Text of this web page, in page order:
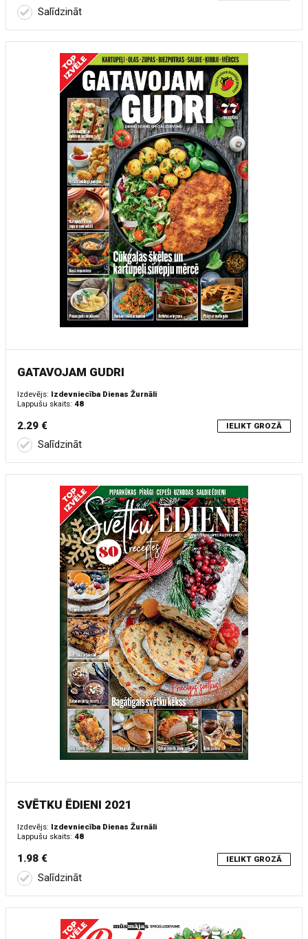
Salīdzināt
GATAVOJAM GUDRI
Izdevējs: Izdevniecība Dienas Žurnāli
Lappušu skaits: 48
2.29 € IELIKT GROZĀ
Salīdzināt
SVĒTKU ĒDIENI 2021
Izdevējs: Izdevniecība Dienas Žurnāli
Lappušu skaits: 48
1.98 € IELIKT GROZĀ
Salīdzināt